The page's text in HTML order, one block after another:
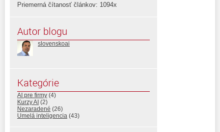
Priemerná čítanosť článkov: 1094x
Autor blogu
slovenskoai
Kategórie
AI pre firmy (4)
Kurzy AI (2)
Nezaradené (26)
Umelá inteligencia (43)